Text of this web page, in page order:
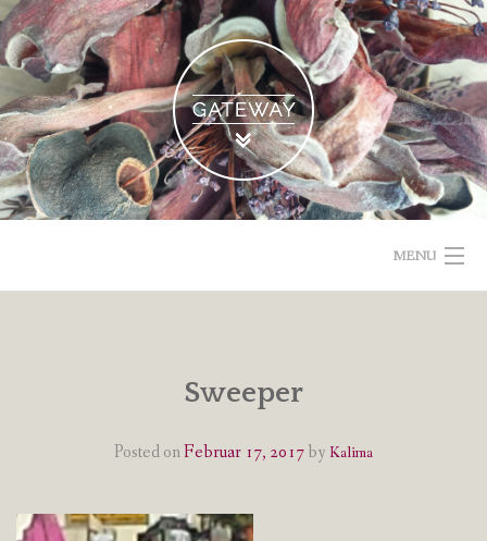
Skip
to
content
MENU
IMPRESSUM & DATENSCHUTZ
Sweeper
Posted onFebruar 17, 2017by Kalima